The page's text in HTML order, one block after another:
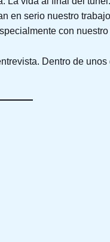
en serio nuestro
con
Dentro de